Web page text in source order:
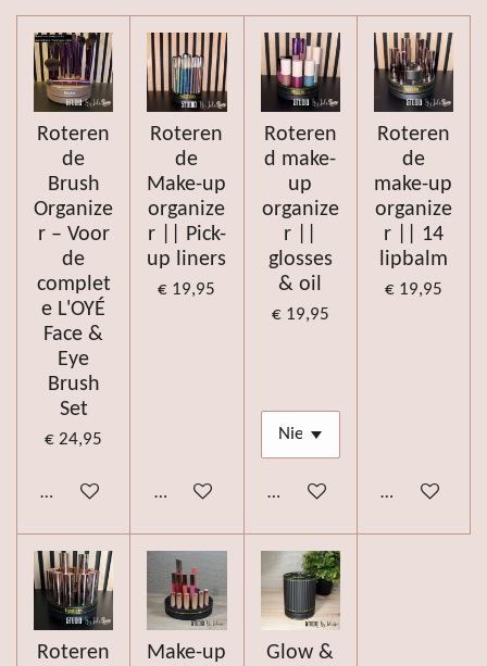
Roteren
de
Brush
Organize
r – Voor
de
complet
e L'OYÉ
Face &
Eye
Brush
Set
€ 24,95
Bekijk details
Roteren
de
Make-up
organize
r || Pick-
up liners
€ 19,95
Bekijk details
Roteren
d make-
up
organize
r ||
glosses
& oil
€ 19,95
Bekijk details
Roteren
de
make-up
organize
r || 14
lipbalm
€ 19,95
Bekijk details
Roteren
Make-up
Glow &